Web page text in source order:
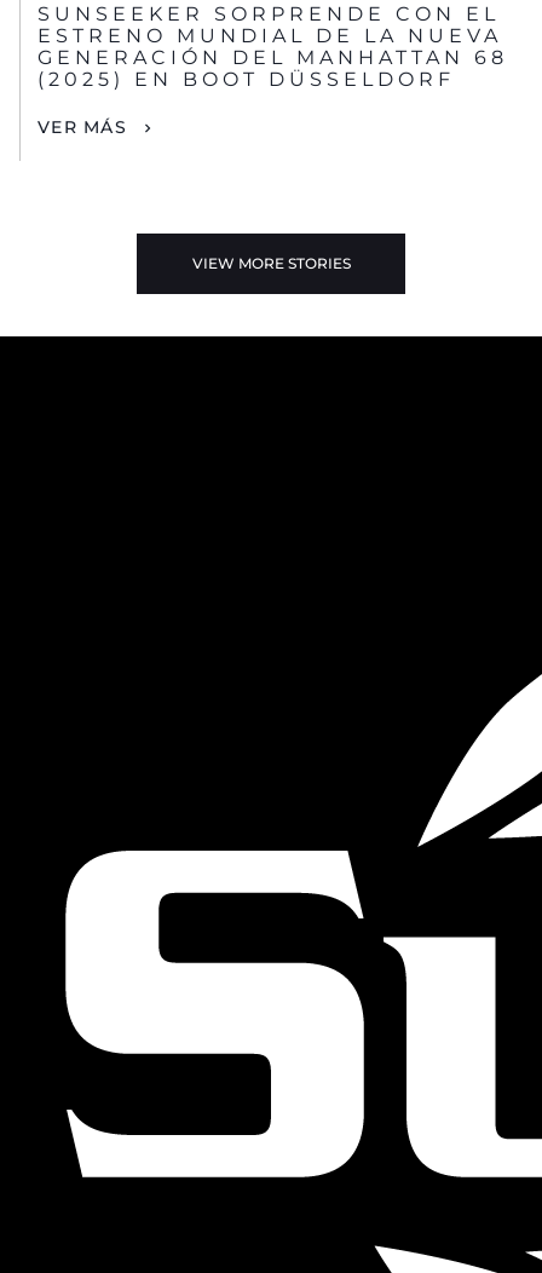
SUNSEEKER SORPRENDE CON EL
ESTRENO MUNDIAL DE LA NUEVA
GENERACIÓN DEL MANHATTAN 68
(2025) EN BOOT DÜSSELDORF
VER MÁS
VIEW MORE STORIES